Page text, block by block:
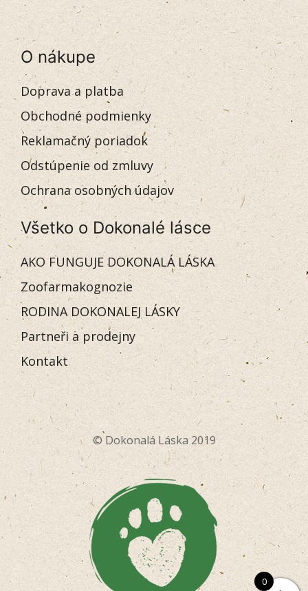
O nákupe
Doprava a platba
Obchodné podmienky
Reklamačný poriadok
Odstúpenie od zmluvy
Ochrana osobných údajov
Všetko o Dokonalé lásce
AKO FUNGUJE DOKONALÁ LÁSKA
Zoofarmakognozie
RODINA DOKONALEJ LÁSKY
Partneři a prodejny
Kontakt
© Dokonalá Láska 2019
0